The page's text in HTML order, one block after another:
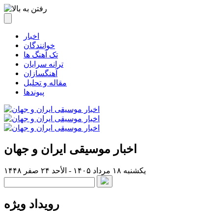
اخبار
خوانندگان
تک آهنگ ها
ترانه سرایان
آهنگسازان
مقاله و تحلیل
پیوندها
اخبار موسیقی ایران و جهان
یکشنبه ۱۸ مرداد ۱۴۰۵ - الأحد ۲۴ صفر ۱۴۴۸
رویداد ویژه